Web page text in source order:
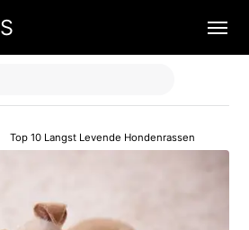
Top 10 Langst Levende Hondenrassen